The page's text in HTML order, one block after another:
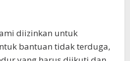
diizinkan untuk
bantuan tidak terduga,